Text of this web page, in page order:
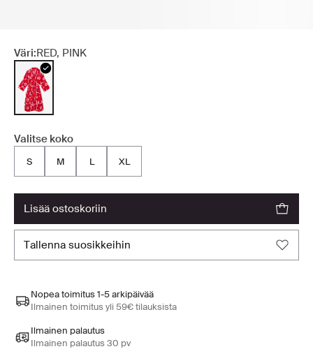
Väri:RED, PINK
Valitse koko
S M L XL
lisää ostoskoriin
tallenna suosikkeihin
Nopea toimitus 1-5 arkipäivää
Ilmainen toimitus yli 59€ tilauksista
Ilmainen palautus
Ilmainen palautus 30 pv